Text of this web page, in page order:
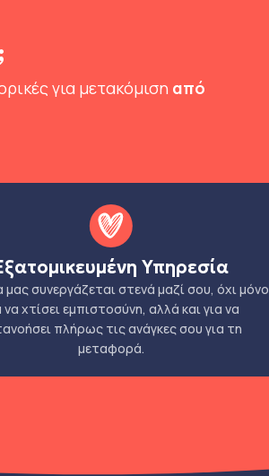
για μετακόμιση από
Υπηρεσία
συνεργάζεται στενά μαζί σου, όχι μόνο
να χτίσει εμπιστοσύνη, αλλά και για να
πλήρως τις ανάγκες σου για τη
μεταφορά.